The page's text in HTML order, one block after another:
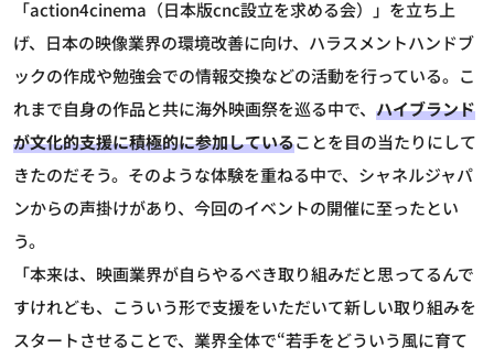
「action4cinema（日本版cnc設立を求める会）」を立ち上
げ、日本の映像業界の環境改善に向け、ハラスメントハンドブ
ックの作成や勉強会での情報交換などの活動を行っている。こ
れまで自身の作品と共に海外映画祭を巡る中で、 ハイブランド
が文化的支援に積極的に参加していることを目の当たりにして
きたのだそう。そのような体験を重ねる中で、シャネルジャパ
ンからの声掛けがあり、今回のイベントの開催に至ったとい
う。
「本来は、映画業界が自らやるべき取り組みだと思ってるんで
すけれども、こういう形で支援をいただいて新しい取り組みを
スタートさせることで、業界全体で“若手をどういう風に育て